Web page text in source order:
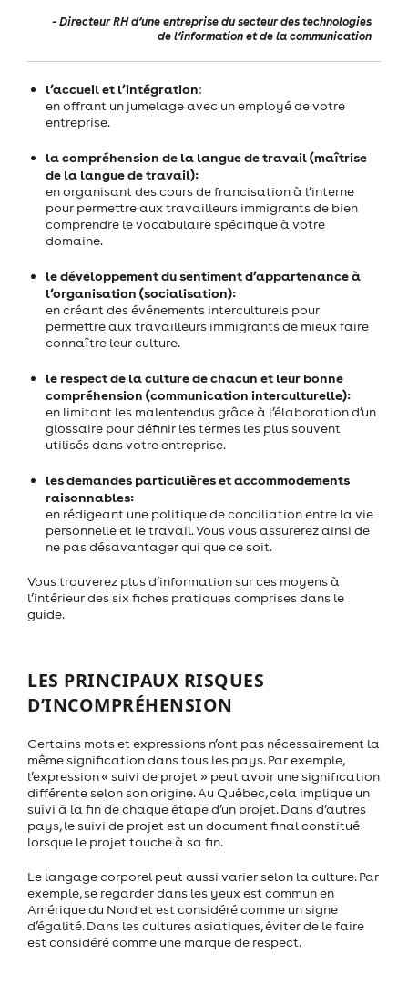
- Directeur RH d’une entreprise du secteur des technologies
de l’information et de la communication
l’accueil et l’intégration:
en offrant un jumelage avec un employé de votre
entreprise.
la compréhension de la langue de travail (maîtrise
de la langue de travail):
en organisant des cours de francisation à l’interne
pour permettre aux travailleurs immigrants de bien
comprendre le vocabulaire spécifique à votre
domaine.
le développement du sentiment d’appartenance à
l’organisation (socialisation):
en créant des événements interculturels pour
permettre aux travailleurs immigrants de mieux faire
connaître leur culture.
le respect de la culture de chacun et leur bonne
compréhension (communication interculturelle):
en limitant les malentendus grâce à l’élaboration d’un
glossaire pour définir les termes les plus souvent
utilisés dans votre entreprise.
les demandes particulières et accommodements
raisonnables:
en rédigeant une politique de conciliation entre la vie
personnelle et le travail. Vous vous assurerez ainsi de
ne pas désavantager qui que ce soit.
Vous trouverez plus d’information sur ces moyens à
l’intérieur des six fiches pratiques comprises dans le
guide.
LES PRINCIPAUX RISQUES
D’INCOMPRÉHENSION
Certains mots et expressions n’ont pas nécessairement la
même signification dans tous les pays. Par exemple,
l’expression « suivi de projet » peut avoir une signification
différente selon son origine. Au Québec, cela implique un
suivi à la fin de chaque étape d’un projet. Dans d’autres
pays, le suivi de projet est un document final constitué
lorsque le projet touche à sa fin.
Le langage corporel peut aussi varier selon la culture. Par
exemple, se regarder dans les yeux est commun en
Amérique du Nord et est considéré comme un signe
d’égalité. Dans les cultures asiatiques, éviter de le faire
est considéré comme une marque de respect.